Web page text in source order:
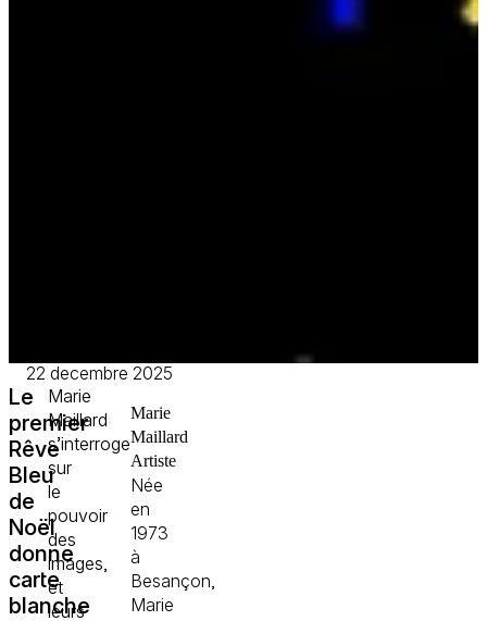
22 decembre 2025
Le
premier
Rêve
Bleu
de
Noël
donne
carte
blanche
Marie
Maillard
s’interroge
sur
le
pouvoir
des
images,
et
leurs
Marie
Maillard
Artiste
Née
en
1973
à
Besançon,
Marie